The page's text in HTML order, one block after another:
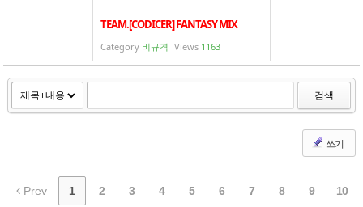
TEAM.[CODICER] FANTASY MIX
Category 비규격 Views 1163
검색
쓰기
Prev 1 2 3 4 5 6 7 8 9 10